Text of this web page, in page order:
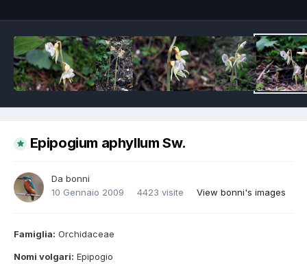
Epipogium aphyllum Sw.
Da bonni
10 Gennaio 2009
4423 visite View bonni's images
Famiglia: Orchidaceae
Nomi volgari: Epipogio